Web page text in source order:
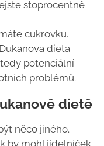
stoprocentně
cukrovku.
dieta
potenciální
problémů.
dietě
něco jiného.
by mohl jídelníček